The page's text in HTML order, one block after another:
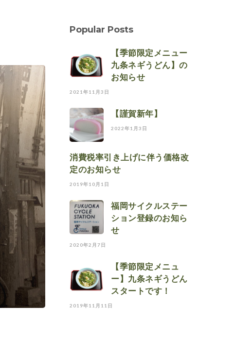
Popular Posts
【季節限定メニュー
九条ネギうどん】の
お知らせ
2021年11月3日
【謹賀新年】
2022年1月3日
消費税率引き上げに伴う価格改
定のお知らせ
2019年10月1日
福岡サイクルステー
ション登録のお知ら
せ
2020年2月7日
【季節限定メニュ
ー】九条ネギうどん
スタートです！
2019年11月11日